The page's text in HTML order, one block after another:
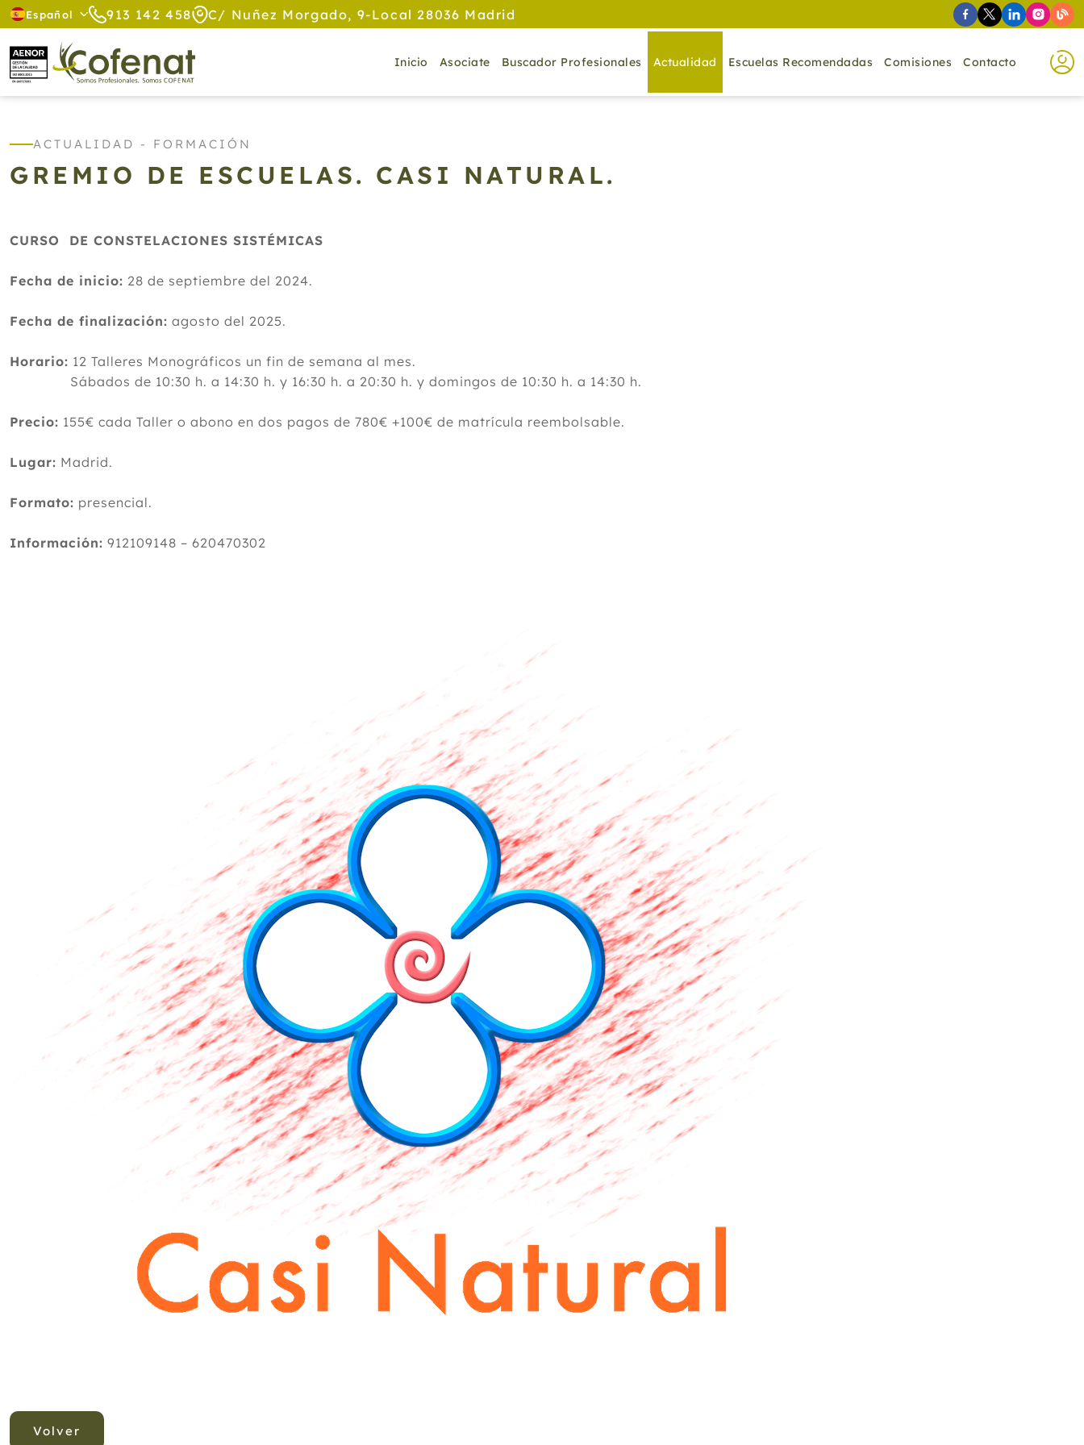
Español 913 142 458 C/ Nuñez Morgado, 9-Local 28036 Madrid
Inicio Asociate Buscador Profesionales Actualidad Escuelas Recomendadas Comisiones Contacto
ACTUALIDAD - FORMACIÓN
GREMIO DE ESCUELAS. CASI NATURAL.
CURSO DE CONSTELACIONES SISTÉMICAS
Fecha de inicio: 28 de septiembre del 2024.
Fecha de finalización: agosto del 2025.
Horario: 12 Talleres Monográficos un fin de semana al mes.
Sábados de 10:30 h. a 14:30 h. y 16:30 h. a 20:30 h. y domingos de 10:30 h. a 14:30 h.
Precio: 155€ cada Taller o abono en dos pagos de 780€ +100€ de matrícula reembolsable.
Lugar: Madrid.
Formato: presencial.
Información: 912109148 – 620470302
Volver